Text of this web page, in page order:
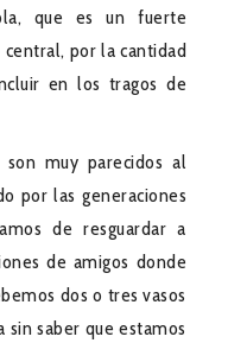
que es un fuerte
por la cantidad
en los tragos de
son muy parecidos al
por las generaciones
de resguardar a
de amigos donde
dos o tres vasos
sin saber que estamos